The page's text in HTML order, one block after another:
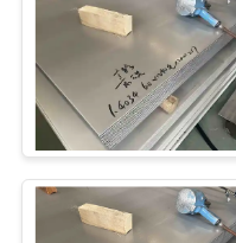
POLICY